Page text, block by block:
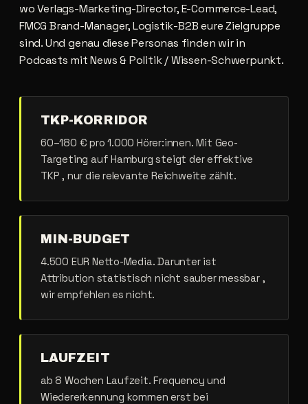
wo Verlags-Marketing-Director, E-Commerce-Lead,
FMCG Brand-Manager, Logistik-B2B eure Zielgruppe
sind. Und genau diese Personas finden wir in
Podcasts mit News & Politik / Wissen-Schwerpunkt.
TKP-KORRIDOR
60–180 € pro 1.000 Hörer:innen. Mit Geo-
Targeting auf Hamburg steigt der effektive
TKP , nur die relevante Reichweite zählt.
MIN-BUDGET
4.500 EUR Netto-Media. Darunter ist
Attribution statistisch nicht sauber messbar ,
wir empfehlen es nicht.
LAUFZEIT
ab 8 Wochen Laufzeit. Frequency und
Wiedererkennung kommen erst bei